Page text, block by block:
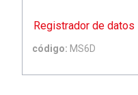
Registrador de datos
código: MS6D